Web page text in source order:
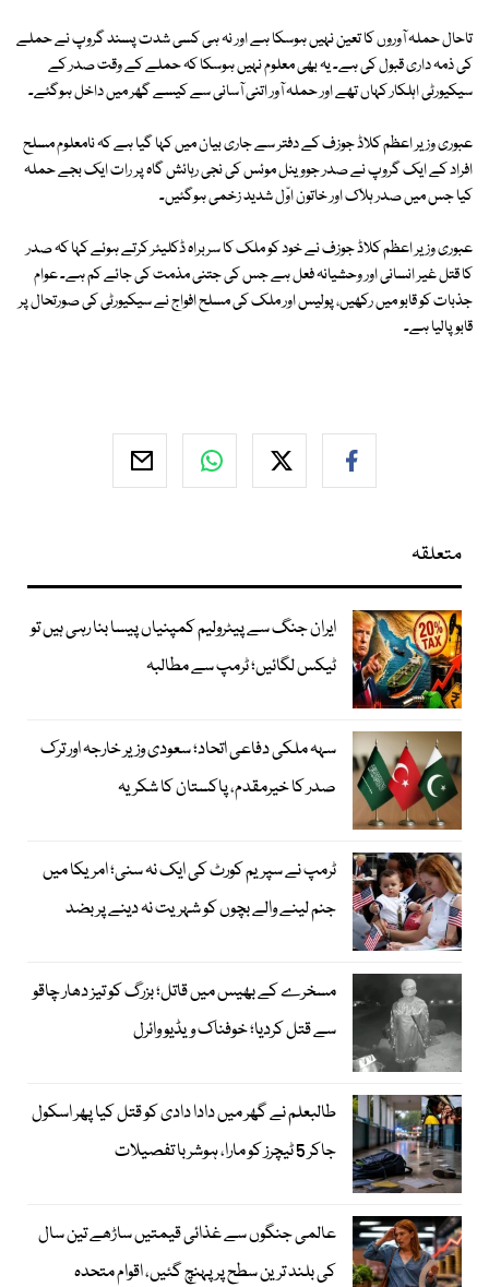
تاحال حملہ آوروں کا تعین نہیں ہوسکا ہے اور نہ ہی کسی شدت پسند گروپ نے حملے
کی ذمہ داری قبول کی ہے۔ یہ بھی معلوم نہیں ہوسکا کہ حملے کے وقت صدر کے
سیکیورٹی اہلکار کہاں تھے اور حملہ آور اتنی آسانی سے کیسے گھر میں داخل ہوگئے۔
عبوری وزیر اعظم کلاڈ جوزف کے دفتر سے جاری بیان میں کہا گیا ہے کہ نامعلوم مسلح
افراد کے ایک گروپ نے صدر جووینل موئس کی نجی رہائش گاہ پر رات ایک بجے حملہ
کیا جس میں صدر ہلاک اور خاتون اوّل شدید زخمی ہوگئیں۔
عبوری وزیر اعظم کلاڈ جوزف نے خود کو ملک کا سربراہ ڈکلیئر کرتے ہوئے کہا کہ صدر
کا قتل غیر انسانی اور وحشیانہ فعل ہے جس کی جتنی مذمت کی جائے کم ہے۔ عوام
جذبات کو قابو میں رکھیں، پولیس اور ملک کی مسلح افواج نے سیکیورٹی کی صورتحال پر
قابو پالیا ہے۔
متعلقہ
ایران جنگ سے پیٹرولیم کمپنیاں پیسا بنا رہی ہیں تو
ٹیکس لگائیں؛ ٹرمپ سے مطالبہ
سہہ ملکی دفاعی اتحاد؛ سعودی وزیر خارجہ اور ترک
صدر کا خیرمقدم، پاکستان کا شکریہ
ٹرمپ نے سپریم کورٹ کی ایک نہ سنی؛ امریکا میں
جنم لینے والے بچوں کو شہریت نہ دینے پر بضد
مسخرے کے بھیس میں قاتل؛ بزرگ کو تیز دھار چاقو
سے قتل کردیا؛ خوفناک ویڈیو وائرل
طالبعلم نے گھر میں دادا دادی کو قتل کیا پھر اسکول
جاکر 5 ٹیچرز کو مارا، ہوشربا تفصیلات
عالمی جنگوں سے غذائی قیمتیں ساڑھے تین سال
کی بلند ترین سطح پر پہنچ گئیں، اقوام متحدہ